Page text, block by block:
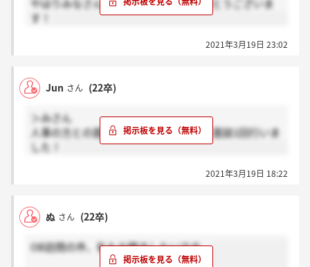
やはりみなさん2回なんですね！ありがとうございま
す！
2021年3月19日 23:02
Jun さん (22卒)
＞みさん
人事の方との面談1回と現場社員の方と面談1回行いま
した！
2021年3月19日 18:22
ぬ さん (22卒)
OB訪問の件、私もお聞きしたいです。